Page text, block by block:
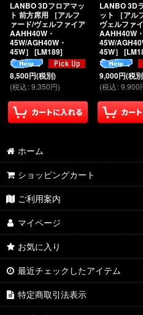
LANBO 3Dフロアマッ
ト 前方席用 ［アルフ
ァード/ヴェルファイア
AAHH40W・
45W/AGH40W・
45W］ [LM189]
8,500円(税別)
(税込:9,350円)
LANBO 3D
ット ［アル
ヴェルファ
AAHH40W・
45W/
45W］ [
9,000円(税
(税込:9,900
ホーム
ショッピングカート
ご利用案内
マイページ
お気に入り
最近チェックしたアイテム
特定商取引法表示